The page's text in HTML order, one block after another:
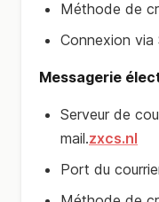
Méthode de
Connexion via
Messagerie
Serveur de
mail.zxcs.nl
Port du